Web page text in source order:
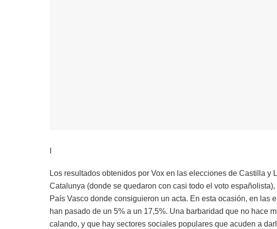
Los resultados obtenidos por Vox en las elecciones de Castilla y
Catalunya (donde se quedaron con casi todo el voto
País Vasco donde consiguieron un acta. En esta ocasión, en las
han pasado de un 5% a un 17,5%. Una barbaridad que no hace
calando, y que hay sectores sociales populares que acuden a